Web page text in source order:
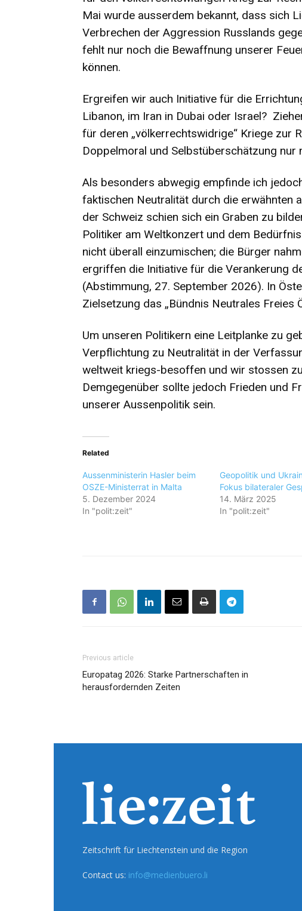
Mai wurde ausserdem bekannt, dass sich
Verbrechen der Aggression Russlands
fehlt nur noch die Bewaffnung unserer
können.
Ergreifen wir auch Initiative für die
Libanon, im Iran in Dubai oder Israel?
für deren „völkerrechtswidrige“ Kriege zur
Doppelmoral und Selbstüberschätzung
Als besonders abwegig empfinde ich
faktischen Neutralität durch die erwähnten
der Schweiz schien sich ein Graben zu
Politiker am Weltkonzert und dem
nicht überall einzumischen; die Bürger
ergriffen die Initiative für die Verankerung
(Abstimmung, 27. September 2026). In
Zielsetzung das „Bündnis Neutrales Freies
Um unseren Politikern eine Leitplanke zu
Verpflichtung zu Neutralität in der
weltweit kriegs-besoffen und wir stossen
Demgegenüber sollte jedoch Frieden und
unserer Aussenpolitik sein.
Related
Aussenministerin Hasler beim
OSZE-Ministerrat in Malta
5. Dezember 2024
In "polit:zeit"
Geopolitik und
Fokus bilateraler
14. März 2025
In "polit:zeit"
Previous article
Europatag 2026: Starke Partnerschaften in
herausfordernden Zeiten
Zeitschrift für Liechtenstein und die Region
Contact us: info@medienbuero.li